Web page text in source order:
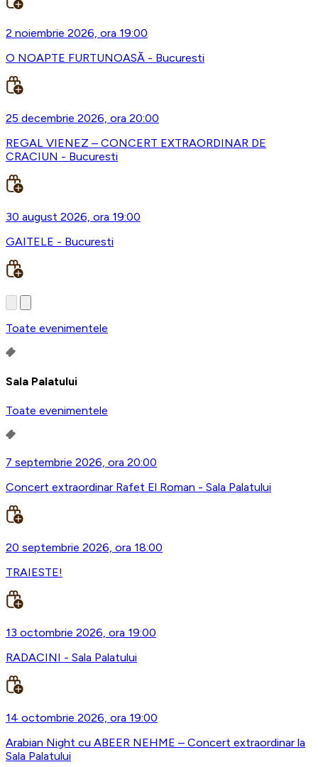
2 noiembrie 2026, ora 19:00
O NOAPTE FURTUNOASĂ - Bucuresti
25 decembrie 2026, ora 20:00
REGAL VIENEZ – CONCERT EXTRAORDINAR DE
CRACIUN - Bucuresti
30 august 2026, ora 19:00
GAITELE - Bucuresti
Toate evenimentele
Sala Palatului
Toate evenimentele
7 septembrie 2026, ora 20:00
Concert extraordinar Rafet El Roman - Sala Palatului
20 septembrie 2026, ora 18:00
TRAIESTE!
13 octombrie 2026, ora 19:00
RADACINI - Sala Palatului
14 octombrie 2026, ora 19:00
Arabian Night cu ABEER NEHME – Concert extraordinar la
Sala Palatului